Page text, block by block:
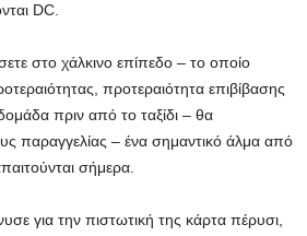
DC.
στο χάλκινο επίπεδο – το οποίο
προτεραιότητα επιβίβασης
πριν από το ταξίδι – θα
παραγγελίας – ένα σημαντικό άλμα από
σήμερα.
για την πιστωτική της κάρτα πέρυσι,